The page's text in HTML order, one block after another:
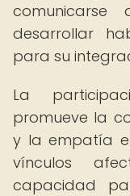
desarrollar
para su
La
promueve la
y la empatía
vínculos
capacidad